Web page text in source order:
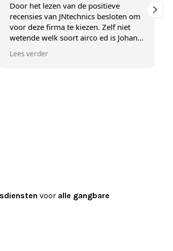
lezen van de positieve
van JNtechnics besloten om
firma te kiezen. Zelf niet
welk soort airco ed is Johan
plaatse kijkje komen nemen
hij hieromtrent deskundige
Oog
voor alle gangbare